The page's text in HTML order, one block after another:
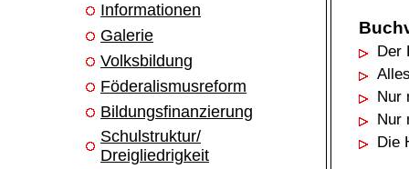
Informationen
Galerie
Volksbildung
Föderalismusreform
Bildungsfinanzierung
Schulstruktur/
Dreigliedrigkeit
Der
Nur
Nur
Die